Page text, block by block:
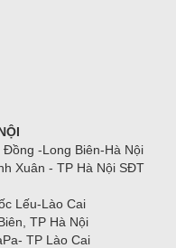
-Long Biên-Hà Nội
Xuân - TP Hà Nội SĐT
Lếu-Lào Cai
TP Hà Nội
TP Lào Cai